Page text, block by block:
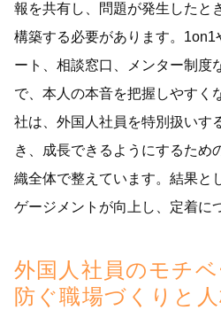
報を共有し、問題が発生したと
構築する必要があります。
ート、相談窓口、メンター制度
で、本人の本音を把握しやすく
社は、外国人社員を特別扱いす
き、成長できるようにするため
織全体で整えています。結果と
ゲージメントが向上し、定着に
外国人社員のモチ
防ぐ職場づくりと